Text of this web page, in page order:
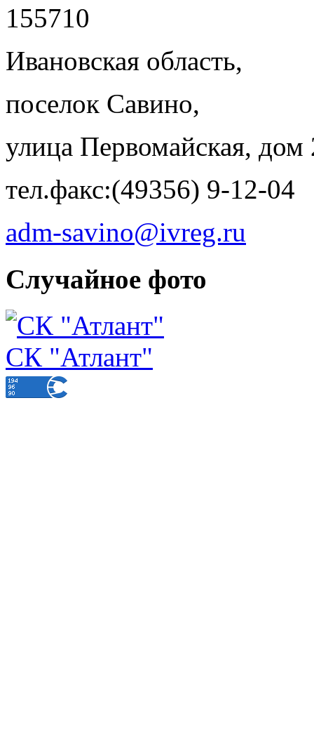
155710
Ивановская область,
поселок Савино,
улица Первомайская, дом
тел.факс:(49356) 9-12-04
adm-savino@ivreg.ru
Случайное фото
СК "Атлант"